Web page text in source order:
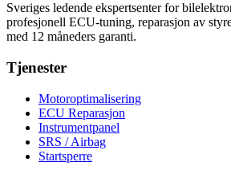
Sveriges ledende ekspertsenter for
profesjonell ECU-tuning, reparasjon av
med 12 måneders garanti.
Tjenester
Motoroptimalisering
ECU Reparasjon
Instrumentpanel
SRS / Airbag
Startsperre